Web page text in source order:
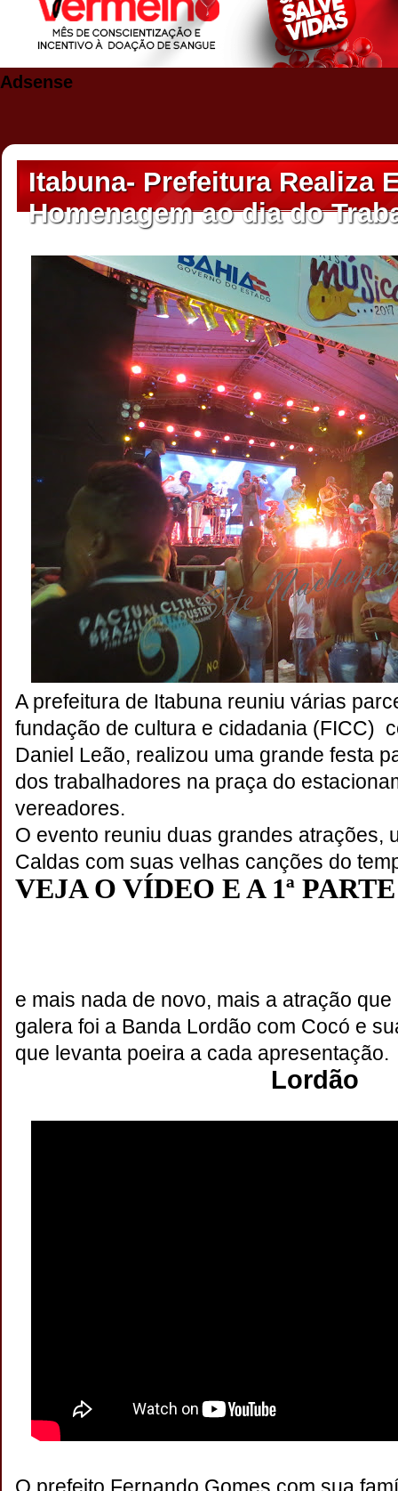
Adsense
Itabuna- Prefeitura Realiza
Homenagem ao dia do
A prefeitura de Itabuna reuniu várias
fundação de cultura e cidadania (FICC)
Daniel Leão, realizou uma grande festa
dos trabalhadores na praça do
vereadores.
O evento reuniu duas grandes atrações,
Caldas com suas velhas canções do
VEJA O VÍDEO E A 1ª
e mais nada de novo, mais a atração
galera foi a Banda Lordão com Cocó e
que levanta poeira a cada apresentação.
Lordão